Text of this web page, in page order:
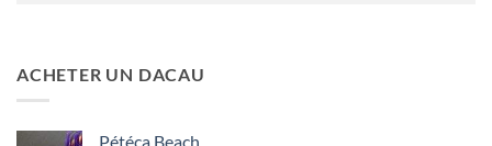
ACHETER UN DACAU
Pétéca Beach